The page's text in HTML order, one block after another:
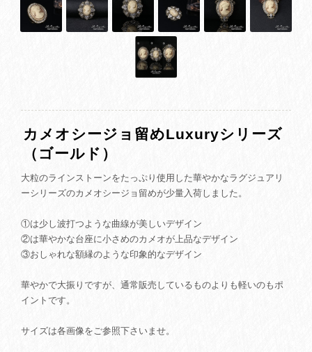
カメオシージョ留めLuxuryシリーズ
（ゴールド）
大粒のラインストーンをたっぷり使用した華やかなラグジュアリ
ーシリーズのカメオシージョ留めが少量入荷しました。
①は少し波打つような曲線が美しいデザイン
②は華やかな台座に小さめのカメオが上品なデザイン
③おしゃれな額縁のような印象的なデザイン
華やかで大振りですが、通常販売しているものよりも軽いのもポ
イントです。
サイズは各画像をご参照下さいませ。